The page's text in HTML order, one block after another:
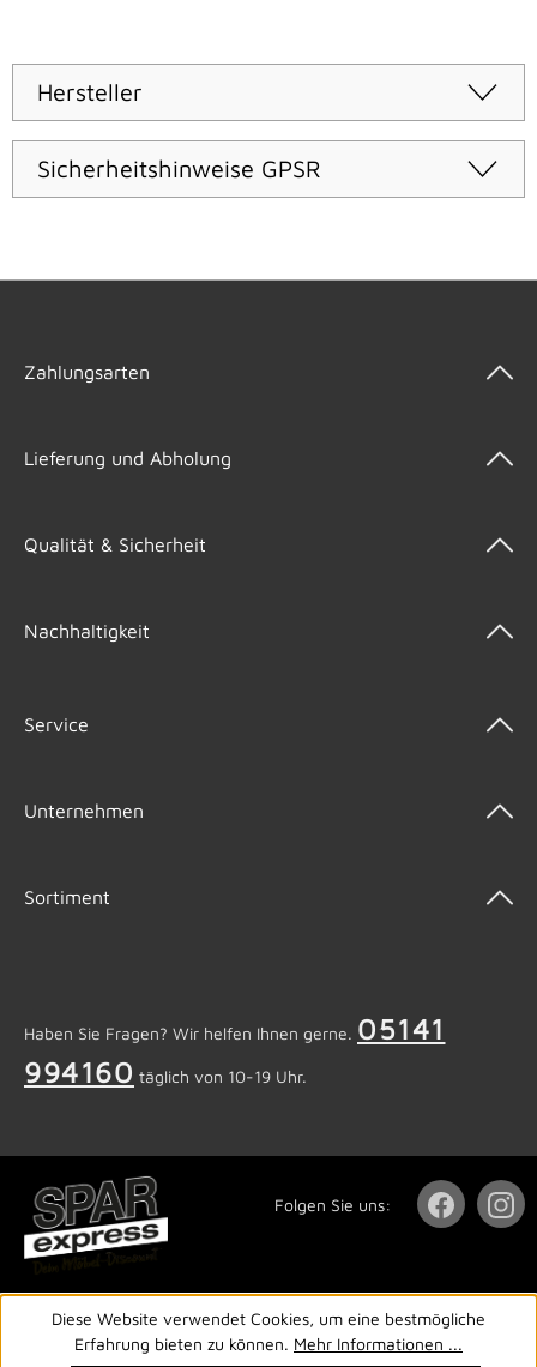
Hersteller
Sicherheitshinweise GPSR
Zahlungsarten
Lieferung und Abholung
Qualität & Sicherheit
Nachhaltigkeit
Service
Unternehmen
Sortiment
Haben Sie Fragen? Wir helfen Ihnen gerne. 05141
994160 täglich von 10-19 Uhr.
Folgen Sie uns:
Diese Website verwendet Cookies, um eine bestmögliche
Erfahrung bieten zu können. Mehr Informationen ...